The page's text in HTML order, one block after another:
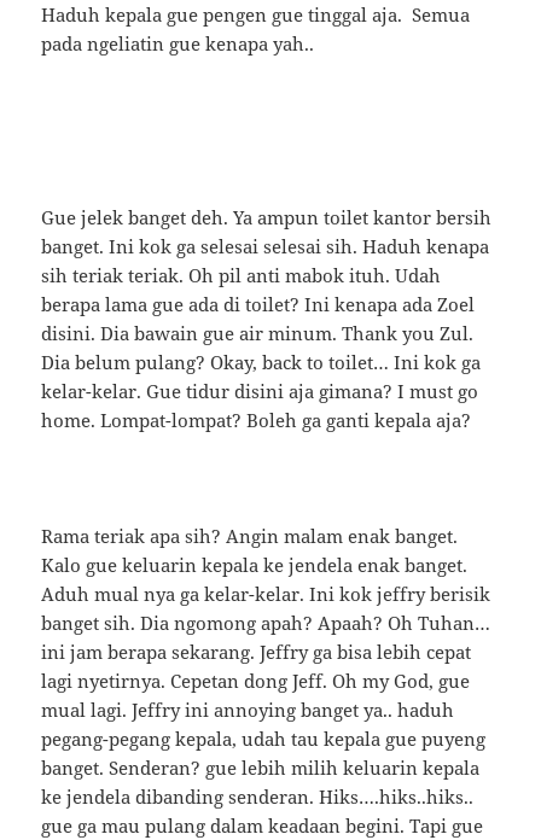
Haduh kepala gue pengen gue tinggal aja. Semua
pada ngeliatin gue kenapa yah..
Gue jelek banget deh. Ya ampun toilet kantor bersih
banget. Ini kok ga selesai selesai sih. Haduh kenapa
sih teriak teriak. Oh pil anti mabok ituh. Udah
berapa lama gue ada di toilet? Ini kenapa ada Zoel
disini. Dia bawain gue air minum. Thank you Zul.
Dia belum pulang? Okay, back to toilet… Ini kok ga
kelar-kelar. Gue tidur disini aja gimana? I must go
home. Lompat-lompat? Boleh ga ganti kepala aja?
Rama teriak apa sih? Angin malam enak banget.
Kalo gue keluarin kepala ke jendela enak banget.
Aduh mual nya ga kelar-kelar. Ini kok jeffry berisik
banget sih. Dia ngomong apah? Apaah? Oh Tuhan…
ini jam berapa sekarang. Jeffry ga bisa lebih cepat
lagi nyetirnya. Cepetan dong Jeff. Oh my God, gue
mual lagi. Jeffry ini annoying banget ya.. haduh
pegang-pegang kepala, udah tau kepala gue puyeng
banget. Senderan? gue lebih milih keluarin kepala
ke jendela dibanding senderan. Hiks….hiks..hiks..
gue ga mau pulang dalam keadaan begini. Tapi gue